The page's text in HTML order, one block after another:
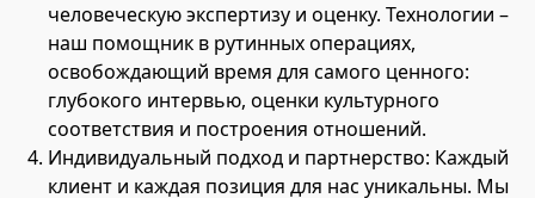
человеческую экспертизу и оценку. Технологии –
наш помощник в рутинных операциях,
освобождающий время для самого ценного:
глубокого интервью, оценки культурного
соответствия и построения отношений.
Индивидуальный подход и партнерство: Каждый
клиент и каждая позиция для нас уникальны. Мы